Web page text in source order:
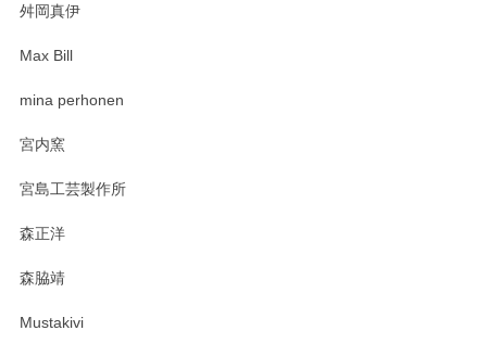
おかけしました。 ありがとうございます。
舛岡真伊
Max Bill
mina perhonen
宮内窯
宮島工芸製作所
森正洋
森脇靖
Mustakivi